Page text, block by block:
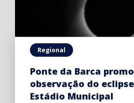
Regional
Ponte da Barca
observação do
Estádio Municipal